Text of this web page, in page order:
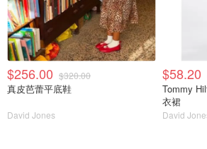
$256.00 $320.00
真皮芭蕾平底鞋
David Jones
$58.20
Tommy Hilfiger 修身长
衣裙
David